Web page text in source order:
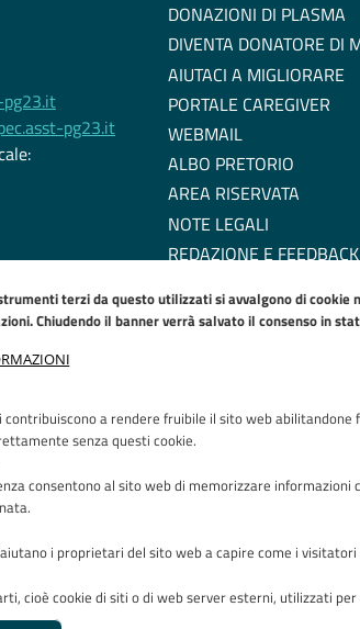
terzi da questo utilizzati si avvalgono di
Chiudendo il banner verrà salvato il consenso in
contribuiscono a rendere fruibile il sito web
senza questi cookie.
consentono al sito web di memorizzare
i proprietari del sito web a capire come i
cioè cookie di siti o di web server esterni, utilizzati
pg23.it
DONAZIONI DI PLASMA
DIVENTA DONATORE DI
AIUTACI A MIGLIORARE
PORTALE CAREGIVER
WEBMAIL
ALBO PRETORIO
AREA RISERVATA
NOTE LEGALI
REDAZIONE E FEEDBACK
EU COOKIE POLICY
- ASST Papa Giovanni XXIII - Piazza OMS 1